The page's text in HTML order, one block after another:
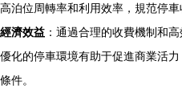
高泊位周轉率和利用效率，規范停車
經濟效益 ：通過合理的收費機制和
優化的停車環境有助于促進商業活
條件。